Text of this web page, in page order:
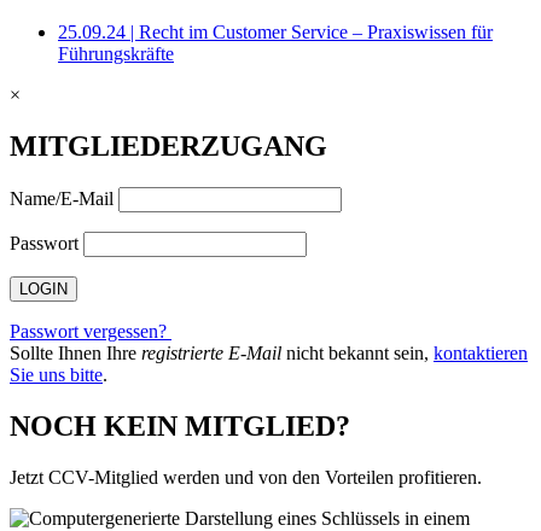
25.09.24 | Recht im Customer Service – Praxiswissen für
Führungskräfte
×
MITGLIEDERZUGANG
Name/E-Mail
Passwort
Passwort vergessen?
Sollte Ihnen Ihre registrierte E-Mail nicht bekannt sein, kontaktieren
Sie uns bitte.
NOCH KEIN MITGLIED?
Jetzt CCV-Mitglied werden und von den Vorteilen profitieren.